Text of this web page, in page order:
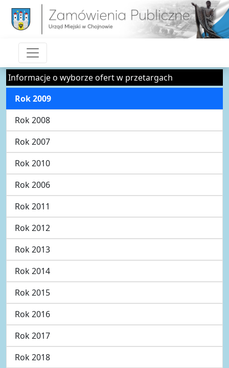
Informacje o wyborze ofert w przetargach
Rok 2009
Rok 2008
Rok 2007
Rok 2010
Rok 2006
Rok 2011
Rok 2012
Rok 2013
Rok 2014
Rok 2015
Rok 2016
Rok 2017
Rok 2018